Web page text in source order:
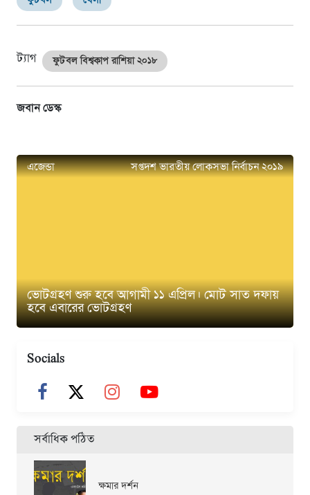
ট্যাগ ফুটবল বিশ্বকাপ রাশিয়া ২০১৮
জবান ডেস্ক
এজেন্ডা সপ্তদশ ভারতীয় লোকসভা নির্বাচন ২০১৯
ভোটগ্রহণ শুরু হবে আগামী ১১ এপ্রিল। মোট সাত দফায়
হবে এবারের ভোটগ্রহণ
Socials
সর্বাধিক পঠিত
ক্ষমার দর্শন